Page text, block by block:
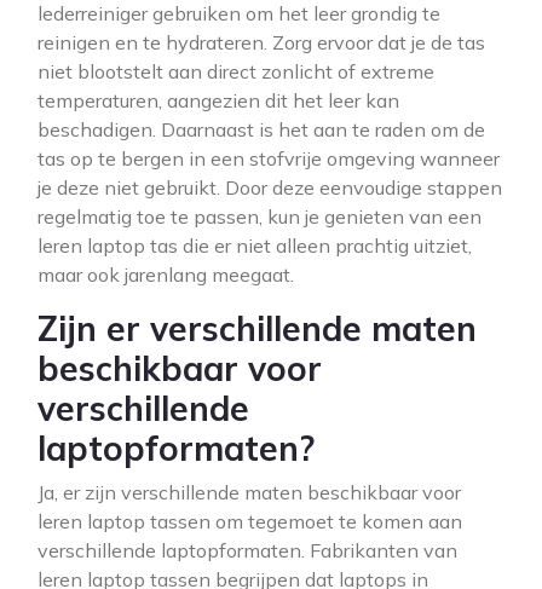
lederreiniger gebruiken om het leer grondig te
reinigen en te hydrateren. Zorg ervoor dat je de tas
niet blootstelt aan direct zonlicht of extreme
temperaturen, aangezien dit het leer kan
beschadigen. Daarnaast is het aan te raden om de
tas op te bergen in een stofvrije omgeving wanneer
je deze niet gebruikt. Door deze eenvoudige stappen
regelmatig toe te passen, kun je genieten van een
leren laptop tas die er niet alleen prachtig uitziet,
maar ook jarenlang meegaat.
Zijn er verschillende maten
beschikbaar voor
verschillende
laptopformaten?
Ja, er zijn verschillende maten beschikbaar voor
leren laptop tassen om tegemoet te komen aan
verschillende laptopformaten. Fabrikanten van
leren laptop tassen begrijpen dat laptops in